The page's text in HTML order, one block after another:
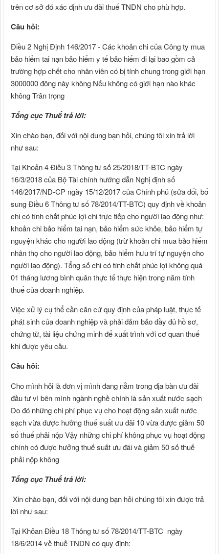
trên cơ sở đó xác định ưu đãi thuế TNDN cho phù hợp.
Câu hỏi:
Điều 2 Nghị Định 146/2017 - Các khoản chi của Công ty mua
bảo hiểm tai nạn bảo hiểm y tế bảo hiểm đi lại bao gồm cả
trường hợp chết cho nhân viên có bị tính chung trong giới hạn
3000000 đông này không Nếu không có giới hạn nào khác
không Trân trọng
Tổng cục Thuế trả lời:
Xin chào bạn, đối với nội dung bạn hỏi, chúng tôi xin trả lời
như sau:
Tại Khoản 4 Điều 3 Thông tư số 25/2018/TT-BTC ngày
16/3/2018 của Bộ Tài chính hướng dẫn Nghị định số
146/2017/NĐ-CP ngày 15/12/2017 của Chính phủ (sửa đổi, bổ
sung Điều 6 Thông tư số 78/2014/TT-BTC) quy định về khoản
chi có tính chất phúc lợi chi trực tiếp cho người lao động như:
khoản chi bảo hiểm tai nạn, bảo hiểm sức khỏe, bảo hiểm tự
nguyện khác cho người lao động (trừ khoản chi mua bảo hiểm
nhân thọ cho người lao động, bảo hiểm hưu trí tự nguyện cho
người lao động). Tổng số chi có tính chất phúc lợi không quá
01 tháng lương bình quân thực tế thực hiện trong năm tính
thuế của doanh nghiệp.
Việc xử lý cụ thể cần căn cứ quy định của pháp luật, thực tế
phát sinh của doanh nghiệp và phải đảm bảo đầy đủ hồ sơ,
chứng từ, tài liệu chứng minh để xuất trình với cơ quan thuế
khi được yêu cầu.
Câu hỏi:
Cho mình hỏi là đơn vị mình đang nằm trong địa bàn ưu đãi
đầu tư vì bên mình ngành nghề chính là sản xuất nước sạch
Do đó những chi phí phục vụ cho hoạt động sản xuất nước
sạch vừa được hưởng thuế suất ưu đãi 10 vừa được giảm 50
số thuế phải nộp Vậy những chi phí không phục vụ hoạt động
chính có được hưởng thuế suất ưu đãi và giảm 50 số thuế
phải nộp không
Tổng cục Thuế trả lời:
Xin chào bạn, đối với nội dung bạn hỏi chúng tôi xin được trả
lời như sau:
Tại Khỏan Điều 18 Thông tư số 78/2014/TT-BTC ngày
18/6/2014 về thuế TNDN có quy định: